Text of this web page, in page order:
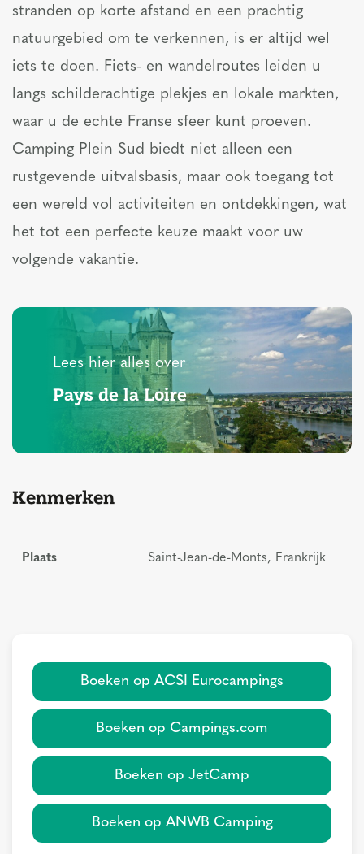
stranden op korte afstand en een prachtig
natuurgebied om te verkennen, is er altijd wel
iets te doen. Fiets- en wandelroutes leiden u
langs schilderachtige plekjes en lokale markten,
waar u de echte Franse sfeer kunt proeven.
Camping Plein Sud biedt niet alleen een
rustgevende uitvalsbasis, maar ook toegang tot
een wereld vol activiteiten en ontdekkingen, wat
het tot een perfecte keuze maakt voor uw
volgende vakantie.
Lees hier alles over
Pays de la Loire
Kenmerken
Plaats Saint-Jean-de-Monts, Frankrijk
Boeken op ACSI Eurocampings
Boeken op Campings.com
Boeken op JetCamp
Boeken op ANWB Camping